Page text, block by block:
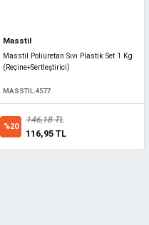
Masstil
Masstil Poliüretan Sıvı Plastik Set 1 Kg
(Reçine+Sertleştirici)
MASSTIL.4577
%20
146,18 TL
116,95 TL